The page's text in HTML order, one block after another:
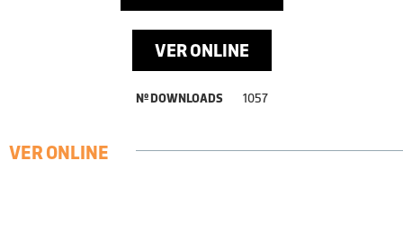
VER ONLINE
Nº DOWNLOADS 1057
VER ONLINE